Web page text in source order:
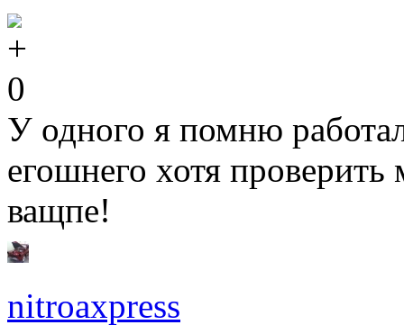
0
У одного я помню
егошнего хотя
ващпе!
nitroaxpress